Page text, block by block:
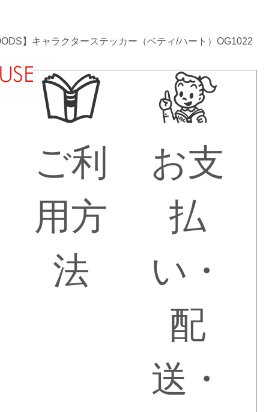
】キャラクターステッカー（ベティ/ハート）OG1022
ご利
用方
法
お支
払
い・
配
送・